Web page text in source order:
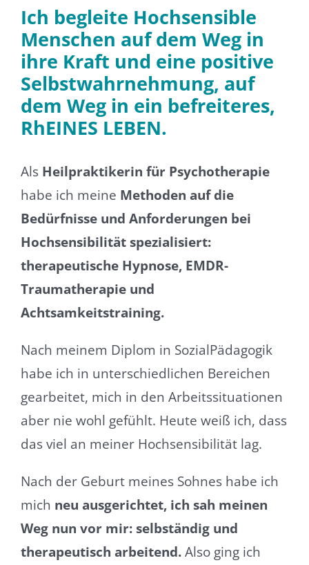
Ich begleite Hochsensible
Menschen auf dem Weg in
ihre Kraft und eine positive
Selbstwahrnehmung, auf
dem Weg in ein befreiteres,
RhEINES LEBEN.
AlsHeilpraktikerin für Psychotherapie
habe ich meine Methoden auf die
Bedürfnisse und Anforderungen bei
Hochsensibilität spezialisiert:
therapeutische Hypnose, EMDR-
Traumatherapie und
Achtsamkeitstraining.
Nach meinem Diplom in SozialPädagogik
habe ich in unterschiedlichen Bereichen
gearbeitet, mich in den Arbeitssituationen
aber nie wohl gefühlt. Heute weiß ich, dass
das viel an meiner Hochsensibilität lag.
Nach der Geburt meines Sohnes habe ich
mich neu ausgerichtet, ich sah meinen
Weg nun vor mir: selbständig und
therapeutisch arbeitend.Also ging ich